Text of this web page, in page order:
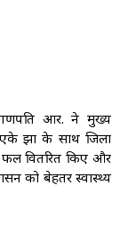
गणपति आर. ने मुख्य
एके झा के साथ जिला
फल वितरित किए और
को बेहतर स्वास्थ्य